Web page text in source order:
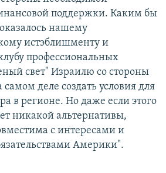
поддержки. Каким бы
нашему
истэблишменту и
профессиональных
свет" Израилю со стороны
деле создать условия для
в регионе. Но даже если этого
никакой альтернативы,
с интересами и
Америки".